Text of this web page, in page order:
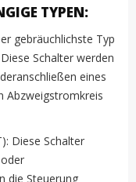
TYPEN:
gebräuchlichste Typ
Schalter werden
eines
Abzweigstromkreis
Diese Schalter
die Steuerung